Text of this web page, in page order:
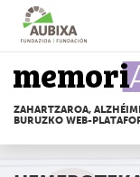
Edukira
zuzenean
joan
ZAHARTZAROA,
BURUZKO WEB-